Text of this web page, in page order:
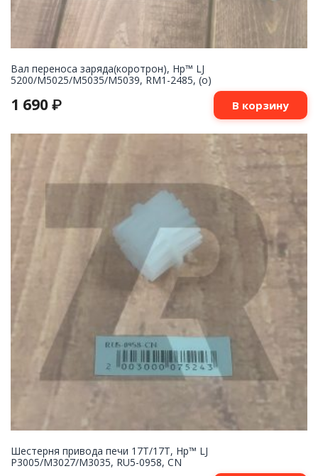
Вал переноса заряда(коротрон), Hp™ LJ
5200/M5025/M5035/M5039, RM1-2485, (о)
1 690 ₽ В корзину
Шестерня привода печи 17T/17T, Hp™ LJ
P3005/M3027/M3035, RU5-0958, CN